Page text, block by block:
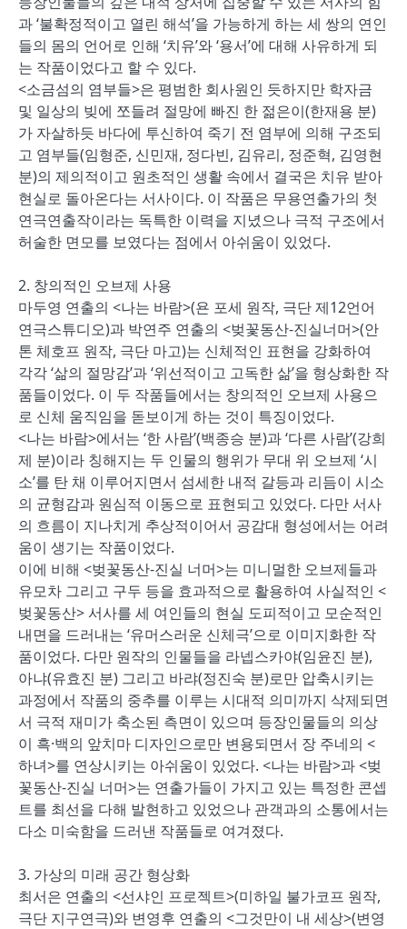
과 ‘불확정적이고 열린 해석’을 가능하게 하는 세 쌍의 연인
들의 몸의 언어로 인해 ‘치유’와 ‘용서’에 대해 사유하게 되
는 작품이었다고 할 수 있다.
<소금섬의 염부들>은 평범한 회사원인 듯하지만 학자금
및 일상의 빚에 쪼들려 절망에 빠진 한 젊은이(한재용 분)
가 자살하듯 바다에 투신하여 죽기 전 염부에 의해 구조되
고 염부들(임형준, 신민재, 정다빈, 김유리, 정준혁, 김영현
분)의 제의적이고 원초적인 생활 속에서 결국은 치유 받아
현실로 돌아온다는 서사이다. 이 작품은 무용연출가의 첫
연극연출작이라는 독특한 이력을 지녔으나 극적 구조에서
허술한 면모를 보였다는 점에서 아쉬움이 있었다.
2. 창의적인 오브제 사용
마두영 연출의 <나는 바람>(욘 포세 원작, 극단 제12언어
연극스튜디오)과 박연주 연출의 <벚꽃동산-진실너머>(안
톤 체호프 원작, 극단 마고)는 신체적인 표현을 강화하여
각각 ‘삶의 절망감’과 ‘위선적이고 고독한 삶’을 형상화한 작
품들이었다. 이 두 작품들에서는 창의적인 오브제 사용으
로 신체 움직임을 돋보이게 하는 것이 특징이었다.
<나는 바람>에서는 ‘한 사람’(백종승 분)과 ‘다른 사람’(강희
제 분)이라 칭해지는 두 인물의 행위가 무대 위 오브제 ‘시
소’를 탄 채 이루어지면서 섬세한 내적 갈등과 리듬이 시소
의 균형감과 원심적 이동으로 표현되고 있었다. 다만 서사
의 흐름이 지나치게 추상적이어서 공감대 형성에서는 어려
움이 생기는 작품이었다.
이에 비해 <벚꽃동산-진실 너머>는 미니멀한 오브제들과
유모차 그리고 구두 등을 효과적으로 활용하여 사실적인 <
벚꽃동산> 서사를 세 여인들의 현실 도피적이고 모순적인
내면을 드러내는 ‘유머스러운 신체극’으로 이미지화한 작
품이었다. 다만 원작의 인물들을 라넵스카야(임윤진 분),
아냐(유효진 분) 그리고 바랴(정진숙 분)로만 압축시키는
과정에서 작품의 중추를 이루는 시대적 의미까지 삭제되면
서 극적 재미가 축소된 측면이 있으며 등장인물들의 의상
이 흑·백의 앞치마 디자인으로만 변용되면서 장 주네의 <
하녀>를 연상시키는 아쉬움이 있었다. <나는 바람>과 <벚
꽃동산-진실 너머>는 연출가들이 가지고 있는 특정한 콘셉
트를 최선을 다해 발현하고 있었으나 관객과의 소통에서는
다소 미숙함을 드러낸 작품들로 여겨졌다.
3. 가상의 미래 공간 형상화
최서은 연출의 <선샤인 프로젝트>(미하일 불가코프 원작,
극단 지구연극)와 변영후 연출의 <그것만이 내 세상>(변영